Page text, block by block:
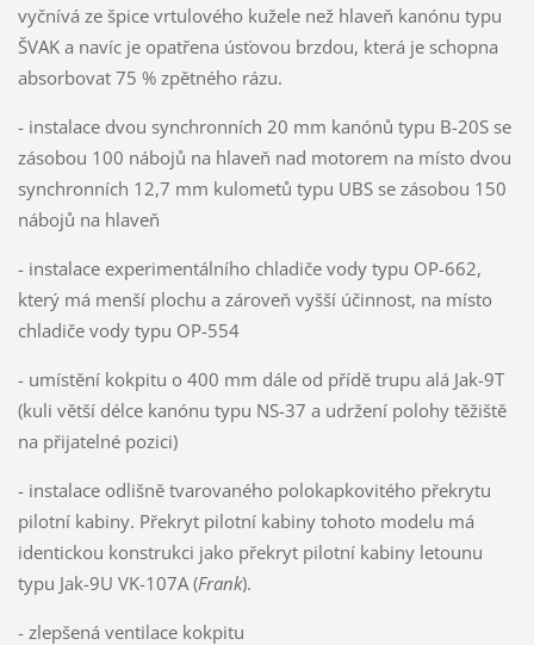
vyčnívá ze špice vrtulového kužele než hlaveň kanónu typu
ŠVAK a navíc je opatřena úsťovou brzdou, která je schopna
absorbovat 75 % zpětného rázu.
- instalace dvou synchronních 20 mm kanónů typu B-20S se
zásobou 100 nábojů na hlaveň nad motorem na místo dvou
synchronních 12,7 mm kulometů typu UBS se zásobou 150
nábojů na hlaveň
- instalace experimentálního chladiče vody typu OP-662,
který má menší plochu a zároveň vyšší účinnost, na místo
chladiče vody typu OP-554
- umístění kokpitu o 400 mm dále od přídě trupu alá Jak-9T
(kuli větší délce kanónu typu NS-37 a udržení polohy těžiště
na přijatelné pozici)
- instalace odlišně tvarovaného polokapkovitého překrytu
pilotní kabiny. Překryt pilotní kabiny tohoto modelu má
identickou konstrukci jako překryt pilotní kabiny letounu
typu Jak-9U VK-107A (Frank).
- zlepšená ventilace kokpitu